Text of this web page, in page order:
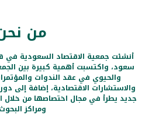
من
أنشئت جمعية الاقتصاد السعودية في
سعود، واكتسبت أهمية كبيرة بين
والحيوي في عقد الندوات
والاستشارات الاقتصادية، إضافة إلى
جديد يطرأ في مجال اختصاصها من خلال
ومراكز